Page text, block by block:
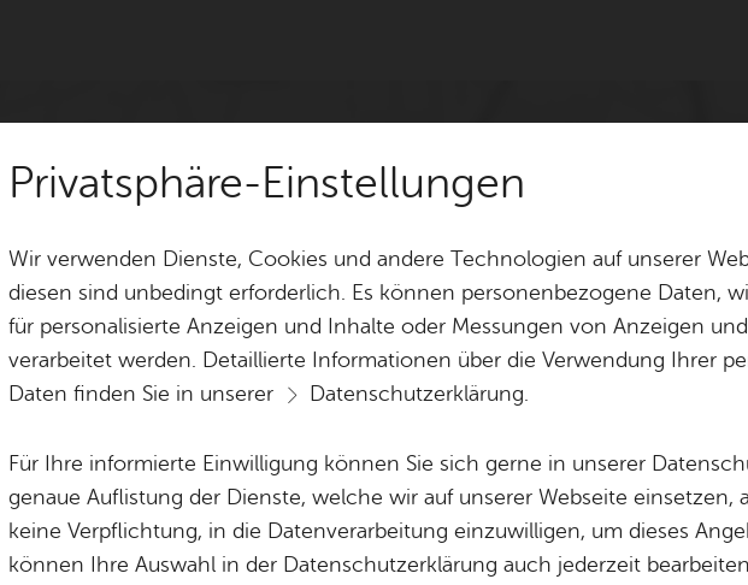
Cookie-Hinweis
Privatsphäre-Einstellungen
Wir verwenden Dienste, Cookies und andere Technologien auf unserer
diesen sind unbedingt erforderlich. Es können personenbezogene Daten,
für personalisierte Anzeigen und Inhalte oder Messungen von Anzeigen
verarbeitet werden. Detaillierte Informationen über die Verwendung Ihrer
Daten finden Sie in unserer
Datenschutzerklärung.
Für Ihre informierte Einwilligung können Sie sich gerne in unserer
genaue Auflistung der Dienste, welche wir auf unserer Webseite einsetzen,
keine Verpflichtung, in die Datenverarbeitung einzuwilligen, um dieses
können Ihre Auswahl in der Datenschutzerklärung auch jederzeit